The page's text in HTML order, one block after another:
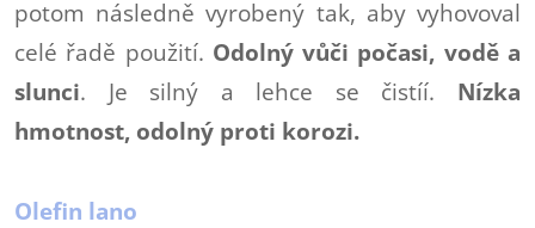
potom následně vyrobený tak, aby vyhovoval
celé řadě použití. Odolný vůči počasi, vodě a
slunci. Je silný a lehce se čistíí. Nízka
hmotnost, odolný proti korozi.
Olefin lano